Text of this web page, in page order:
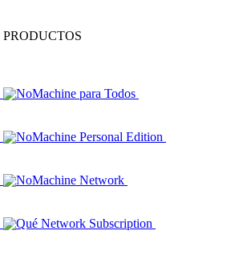
PRODUCTOS
NoMachine para Todos
NoMachine Personal Edition
NoMachine Network
Qué Network Subscription